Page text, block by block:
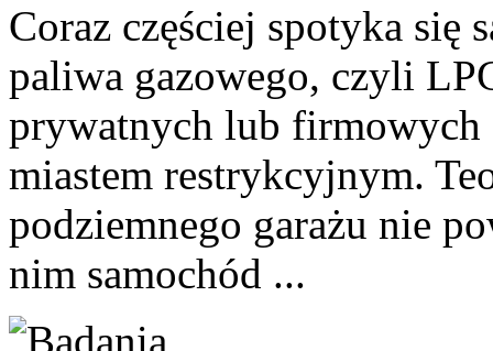
Coraz częściej spotyka się
paliwa gazowego, czyli
prywatnych lub firmowych
miastem restrykcyjnym.
podziemnego garażu nie
nim samochód ...